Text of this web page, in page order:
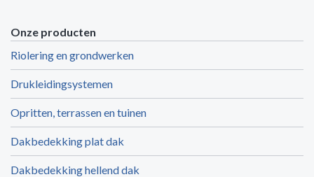
Onze producten
Riolering en grondwerken
Drukleidingsystemen
Opritten, terrassen en tuinen
Dakbedekking plat dak
Dakbedekking hellend dak